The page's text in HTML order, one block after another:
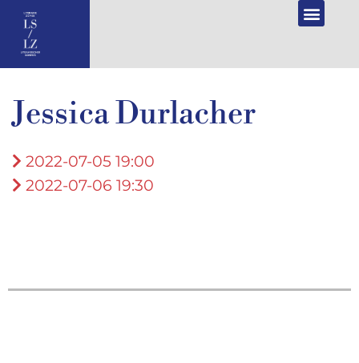
DE
Jessica Durlacher
2022-07-05 19:00
2022-07-06 19:30